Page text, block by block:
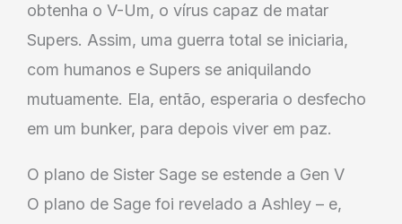
obtenha o V-Um, o vírus capaz de matar
Supers. Assim, uma guerra total se iniciaria,
com humanos e Supers se aniquilando
mutuamente. Ela, então, esperaria o desfecho
em um bunker, para depois viver em paz.
O plano de Sister Sage se estende a Gen V
O plano de Sage foi revelado a Ashley – e,